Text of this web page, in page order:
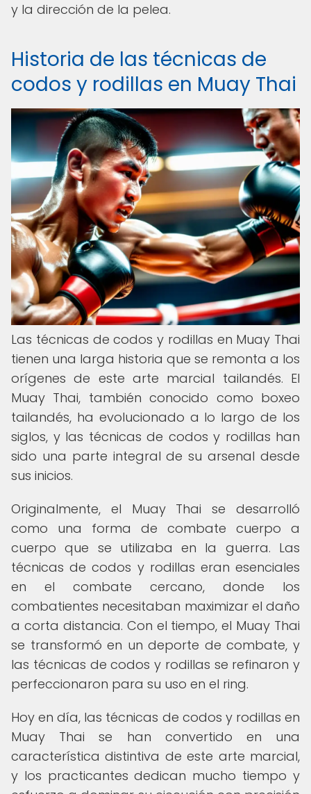
y la dirección de la pelea.
Historia de las técnicas de
codos y rodillas en Muay Thai
Las técnicas de codos y rodillas en Muay Thai
tienen una larga historia que se remonta a los
orígenes de este arte marcial tailandés. El
Muay Thai, también conocido como boxeo
tailandés, ha evolucionado a lo largo de los
siglos, y las técnicas de codos y rodillas han
sido una parte integral de su arsenal desde
sus inicios.
Originalmente, el Muay Thai se desarrolló
como una forma de combate cuerpo a
cuerpo que se utilizaba en la guerra. Las
técnicas de codos y rodillas eran esenciales
en el combate cercano, donde los
combatientes necesitaban maximizar el daño
a corta distancia. Con el tiempo, el Muay Thai
se transformó en un deporte de combate, y
las técnicas de codos y rodillas se refinaron y
perfeccionaron para su uso en el ring.
Hoy en día, las técnicas de codos y rodillas en
Muay Thai se han convertido en una
característica distintiva de este arte marcial,
y los practicantes dedican mucho tiempo y